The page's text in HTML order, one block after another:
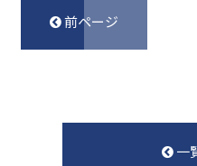
前ページ
一